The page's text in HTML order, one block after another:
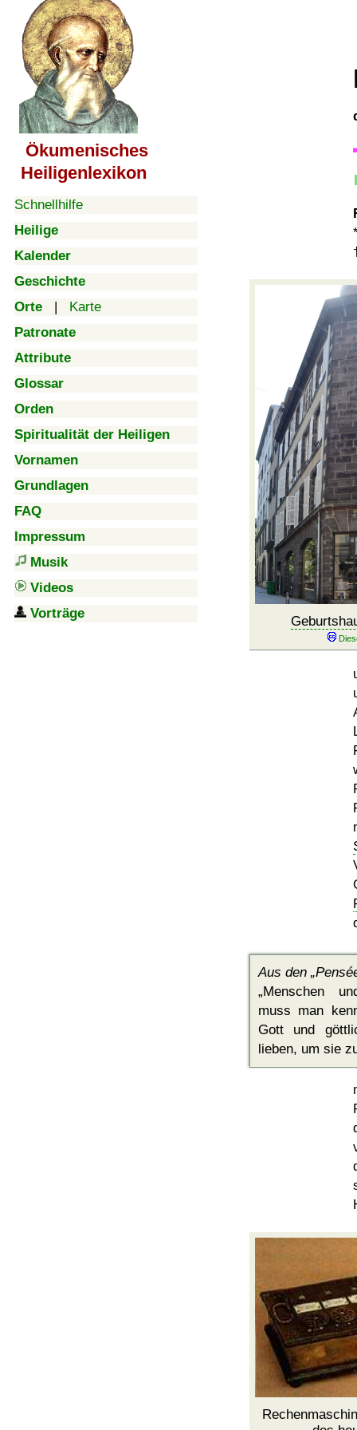
Ökumenisches
Heiligenlexikon
Schnellhilfe
Heilige
Kalender
Geschichte
Orte | Karte
Patronate
Attribute
Glossar
Orden
Spiritualität der Heiligen
Vornamen
Grundlagen
FAQ
Impressum
Musik
Videos
Vorträge
Aus den
Menschen
muss man
Gott und
lieben, um sie